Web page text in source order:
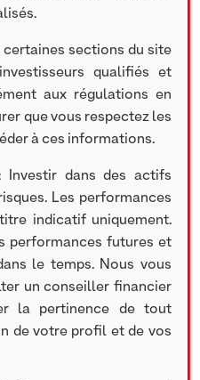
du Numérique (ESN).
grands acteurs des
Société Générale, BNP
(26% du CA),
et Télécoms. La
répartis dans 7 pays
Italie, Espagne, Portugal
certaines sections du site
qualifiés et
aux régulations en
que vous respectez les
à ces informations.
dans des actifs
Les performances
indicatif uniquement.
performances futures et
le temps. Nous vous
un conseiller financier
la pertinence de tout
de votre profil et de vos